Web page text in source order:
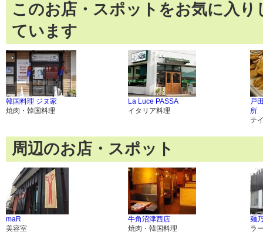
このお店・スポットをお気に入
ています
韓国料理 ジヌ家
焼肉・韓国料理
La Luce PASSA
イタリア料理
戸
所
テ
周辺のお店・スポット
maR
美容室
牛角沼津西店
焼肉・韓国料理
麺
ラ